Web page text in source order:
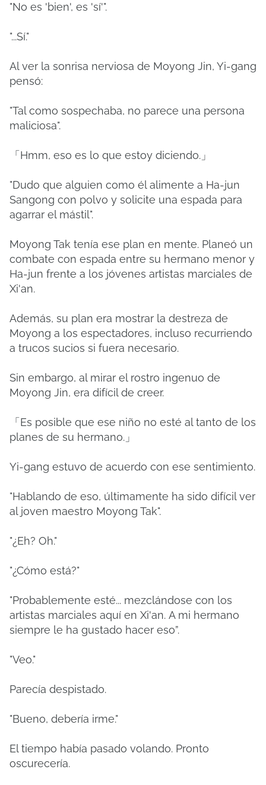
"No es 'bien', es 'sí'".
"...Sí."
Al ver la sonrisa nerviosa de Moyong Jin, Yi-gang
pensó:
"Tal como sospechaba, no parece una persona
maliciosa".
「Hmm, eso es lo que estoy diciendo.」
"Dudo que alguien como él alimente a Ha-jun
Sangong con polvo y solicite una espada para
agarrar el mástil".
Moyong Tak tenía ese plan en mente. Planeó un
combate con espada entre su hermano menor y
Ha-jun frente a los jóvenes artistas marciales de
Xi'an.
Además, su plan era mostrar la destreza de
Moyong a los espectadores, incluso recurriendo
a trucos sucios si fuera necesario.
Sin embargo, al mirar el rostro ingenuo de
Moyong Jin, era difícil de creer.
「Es posible que ese niño no esté al tanto de los
planes de su hermano.」
Yi-gang estuvo de acuerdo con ese sentimiento.
"Hablando de eso, últimamente ha sido difícil ver
al joven maestro Moyong Tak".
"¿Eh? Oh."
"¿Cómo está?"
"Probablemente esté... mezclándose con los
artistas marciales aquí en Xi'an. A mi hermano
siempre le ha gustado hacer eso”.
"Veo."
Parecía despistado.
"Bueno, debería irme."
El tiempo había pasado volando. Pronto
oscurecería.